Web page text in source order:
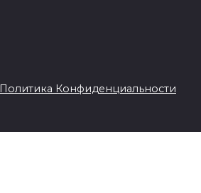
Политика Конфиденциальности